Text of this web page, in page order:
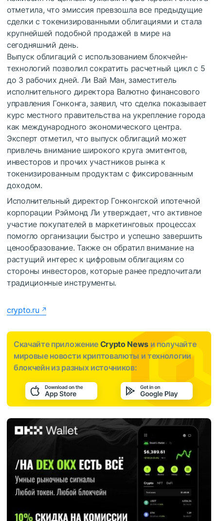
отметила, что эмиссия превзошла все предыдущие
сделки с токенизированными облигациями и стала
крупнейшей подобной продажей в мире на
сегодняшний день.
Выпуск облигаций с использованием блокчейн-
технологий позволил сократить расчетный цикл с 5
до 3 рабочих дней. Ли Вай Ман, заместитель
исполнительного директора Валютно финансового
управления Гонконга, заявил, что сделка показывает
курс местного правительства на укрепление города
как международного экономического центра.
Эксперт отметил, что выпуск облигаций может
привлечь внимание широкого круга эмитентов,
инвесторов и прочих участников рынка к
токенизированным продуктам с фиксированным
доходом.
Исполнительный директор Гонконгской ипотечной
корпорации Рэймонд Ли утверждает, что активное
участие покупателей в маркетинговых процессах
помогло организации быстро и успешно завершить
ценообразование. Также он обратил внимание на
растущий интерес к цифровым облигациям со
стороны инвесторов, которые ранее предпочитали
традиционные инструменты.
crypto.ru
Скачайте приложение Crypto News и получайте
мировые новости криптовалюты и технологии
блокчейн из разных источников: